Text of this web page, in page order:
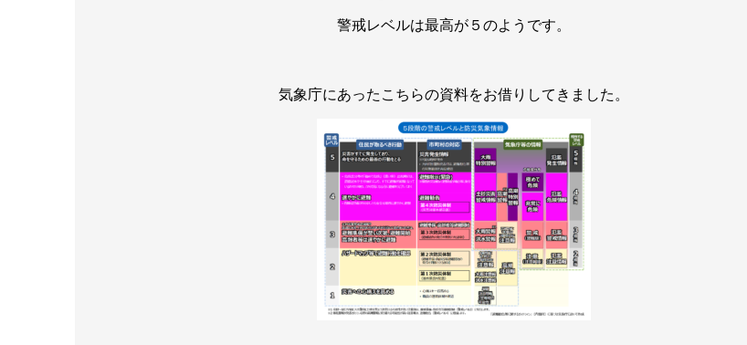
警戒レベルは最高が５のようです。
気象庁にあったこちらの資料をお借りしてきました。